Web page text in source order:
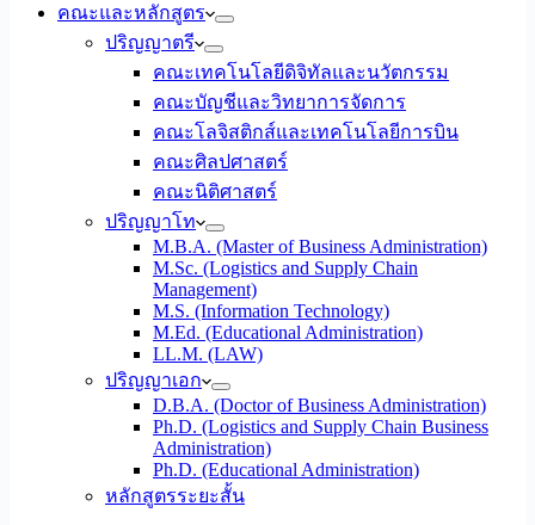
คณะและหลักสูตร
ปริญญาตรี
คณะเทคโนโลยีดิจิทัลและนวัตกรรม
คณะบัญชีและวิทยาการจัดการ
คณะโลจิสติกส์และเทคโนโลยีการบิน
คณะศิลปศาสตร์
คณะนิติศาสตร์
ปริญญาโท
M.B.A. (Master of Business Administration)
M.Sc. (Logistics and Supply Chain
Management)
M.S. (Information Technology)
M.Ed. (Educational Administration)
LL.M. (LAW)
ปริญญาเอก
D.B.A. (Doctor of Business Administration)
Ph.D. (Logistics and Supply Chain Business
Administration)
Ph.D. (Educational Administration)
หลักสูตรระยะสั้น